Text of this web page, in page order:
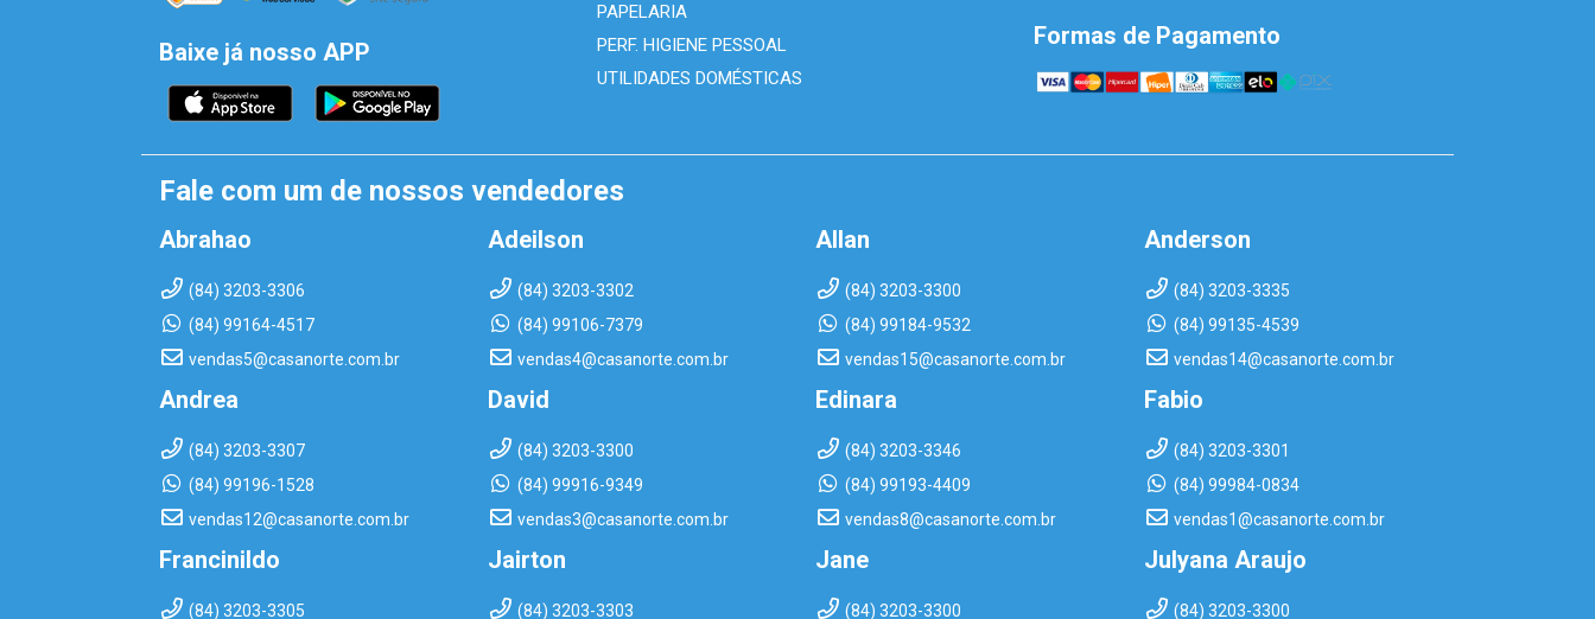
Baixe já nosso APP
PAPELARIA
PERF. HIGIENE PESSOAL
UTILIDADES DOMÉSTICAS
Formas de Pagamento
Fale com um de nossos vendedores
Abrahao
(84) 3203-3306
(84) 99164-4517
vendas5@casanorte.com.br
Adeilson
(84) 3203-3302
(84) 99106-7379
vendas4@casanorte.com.br
Allan
(84) 3203-3300
(84) 99184-9532
vendas15@casanorte.com.br
Anderson
(84) 3203-3335
(84) 99135-4539
vendas14@casanorte.com.br
Andrea
(84) 3203-3307
(84) 99196-1528
vendas12@casanorte.com.br
David
(84) 3203-3300
(84) 99916-9349
vendas3@casanorte.com.br
Edinara
(84) 3203-3346
(84) 99193-4409
vendas8@casanorte.com.br
Fabio
(84) 3203-3301
(84) 99984-0834
vendas1@casanorte.com.br
Francinildo
(84) 3203-3305
Jairton
(84) 3203-3303
Jane
(84) 3203-3300
Julyana Araujo
(84) 3203-3300